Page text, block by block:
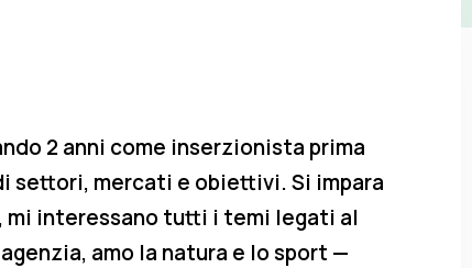
2 anni come inserzionista prima
settori, mercati e obiettivi. Si impara
mi interessano tutti i temi legati al
amo la natura e lo sport —